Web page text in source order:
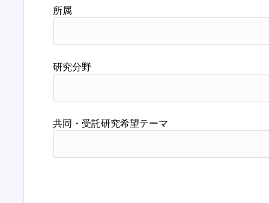
所属
研究分野
共同・受託研究希望テーマ